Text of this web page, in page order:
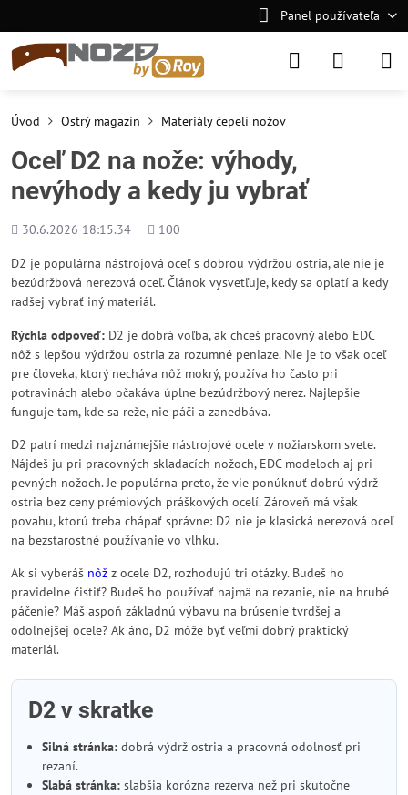
Panel používateľa
Úvod Ostrý magazín Materiály čepelí nožov
Oceľ D2 na nože: výhody,
nevýhody a kedy ju vybrať
Pridané
30.6.2026 18:15.34
Počet
100
D2 je populárna nástrojová oceľ s dobrou výdržou ostria, ale nie je
bezúdržbová nerezová oceľ. Článok vysvetľuje, kedy sa oplatí a kedy
radšej vybrať iný materiál.
Rýchla odpoveď: D2 je dobrá voľba, ak chceš pracovný alebo EDC
nôž s lepšou výdržou ostria za rozumné peniaze. Nie je to však oceľ
pre človeka, ktorý necháva nôž mokrý, používa ho často pri
potravinách alebo očakáva úplne bezúdržbový nerez. Najlepšie
funguje tam, kde sa reže, nie páči a zanedbáva.
D2 patrí medzi najznámejšie nástrojové ocele v nožiarskom svete.
Nájdeš ju pri pracovných skladacích nožoch, EDC modeloch aj pri
pevných nožoch. Je populárna preto, že vie ponúknuť dobrú výdrž
ostria bez ceny prémiových práškových ocelí. Zároveň má však
povahu, ktorú treba chápať správne: D2 nie je klasická nerezová oceľ
na bezstarostné používanie vo vlhku.
Ak si vyberáš nôž z ocele D2, rozhodujú tri otázky. Budeš ho
pravidelne čistiť? Budeš ho používať najmä na rezanie, nie na hrubé
páčenie? Máš aspoň základnú výbavu na brúsenie tvrdšej a
odolnejšej ocele? Ak áno, D2 môže byť veľmi dobrý praktický
materiál.
D2 v skratke
Silná stránka: dobrá výdrž ostria a pracovná odolnosť pri
rezaní.
Slabá stránka: slabšia korózna rezerva než pri skutočne